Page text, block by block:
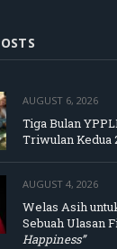
AUGUST 6, 2026
Tiga Bulan
Triwulan Kedua
AUGUST 4, 2026
Welas Asih
Sebuah Ulasan
Happiness”